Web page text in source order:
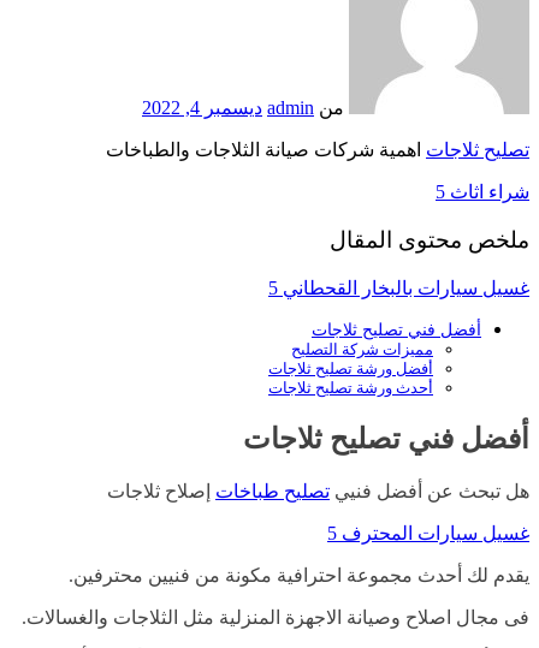
من admin ديسمبر 4, 2022
تصليح ثلاجات اهمية شركات صيانة الثلاجات والطباخات
شراء اثاث 5
ملخص محتوى المقال
غسيل سيارات بالبخار القحطاني 5
أفضل فني تصليح ثلاجات
مميزات شركة التصليح
أفضل ورشة تصليح ثلاجات
أحدث ورشة تصليح ثلاجات
أفضل فني تصليح ثلاجات
هل تبحث عن أفضل فنيي تصليح طباخات إصلاح ثلاجات
غسيل سيارات المحترف 5
يقدم لك أحدث مجموعة احترافية مكونة من فنيين محترفين.
فى مجال اصلاح وصيانة الاجهزة المنزلية مثل الثلاجات والغسالات.